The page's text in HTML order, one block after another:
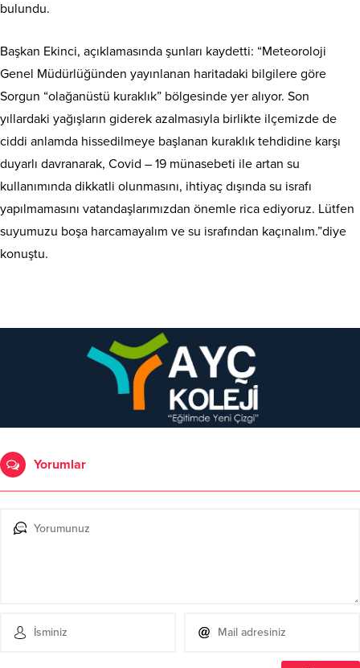
bulundu.
Başkan Ekinci, açıklamasında şunları kaydetti: “Meteoroloji
Genel Müdürlüğünden yayınlanan haritadaki bilgilere göre
Sorgun “olağanüstü kuraklık” bölgesinde yer alıyor. Son
yıllardaki yağışların giderek azalmasıyla birlikte ilçemizde de
ciddi anlamda hissedilmeye başlanan kuraklık tehdidine karşı
duyarlı davranarak, Covid – 19 münasebeti ile artan su
kullanımında dikkatli olunmasını, ihtiyaç dışında su israfı
yapılmamasını vatandaşlarımızdan önemle rica ediyoruz. Lütfen
suyumuzu boşa harcamayalım ve su israfından kaçınalım.”diye
konuştu.
Yorumlar